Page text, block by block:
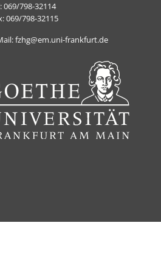
069/798-32114
069/798-32115
fzhg@em.uni-frankfurt.de